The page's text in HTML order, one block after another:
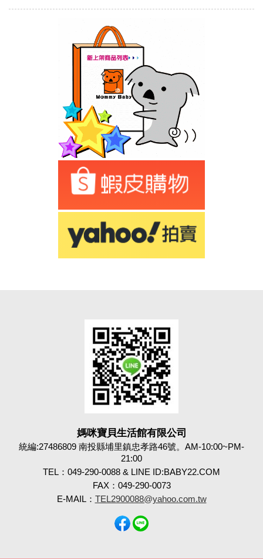
媽咪寶貝生活館有限公司
統編:27486809 南投縣埔里鎮忠孝路46號。AM-10:00~PM-
21:00
TEL：049-290-0088 & LINE ID:BABY22.COM
FAX：049-290-0073
E-MAIL： TEL2900088@yahoo.com.tw